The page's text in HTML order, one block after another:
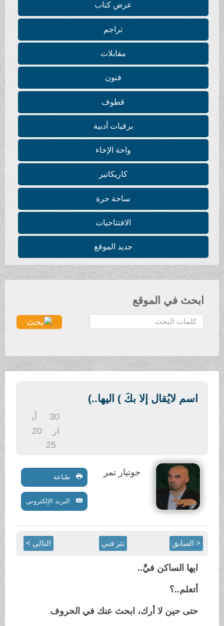
عرض كتاب
تراجم
مقابلات
فنون
قطوف
برقيات أدبية
واحة الإخاء
كاريكاتير
ساحة حرة
الافتتاحيات
جديد الموقع
ابحث في الموقع
ح
ث
اسم لايُقال إلا بكَ ) اليها..)
30
20
جوتيار تمر طباعة
البريد الإلكتروني
< السابق نثر فني التالي >
ايها الساكن فيَّ..
أتعلم..؟
حتى حين لا أرك، ابحث عنك في الحروف